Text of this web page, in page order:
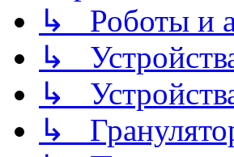
↳ Роботы и
↳
↳
↳